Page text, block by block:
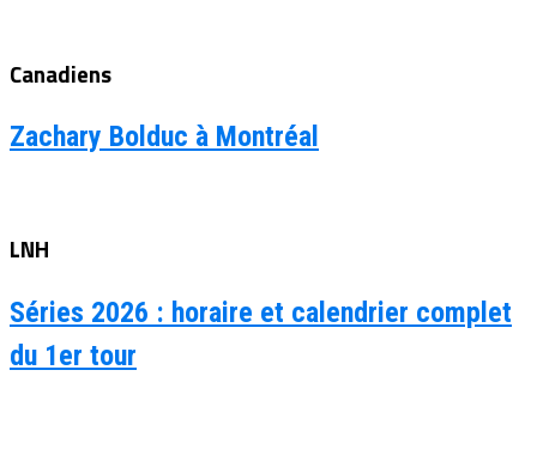
Canadiens
Zachary Bolduc à Montréal
LNH
Séries 2026 : horaire et calendrier complet
du 1er tour